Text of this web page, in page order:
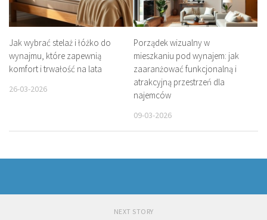
Jak wybrać stelaż i łóżko do
wynajmu, które zapewnią
komfort i trwałość na lata
26-03-2026
Porządek wizualny w
mieszkaniu pod wynajem: jak
zaaranżować funkcjonalną i
atrakcyjną przestrzeń dla
najemców
09-03-2026
NEXT STORY